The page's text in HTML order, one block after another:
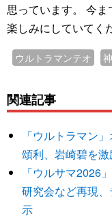
思っています。 今
楽しみにしていてく
ウルトラマンテオ
関連記事
「ウルトラマン
頌利、岩崎碧を
「ウルサマ2026
研究会など再現
示